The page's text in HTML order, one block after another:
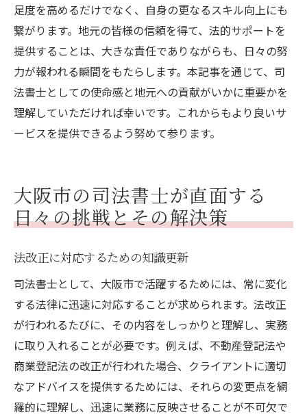
足度を高めるだけでなく、自身の更なるスキル向上にも
繋がります。地元の皆様の信頼を得て、法的サポートを
提供することは、大きな責任でありながらも、日々の努
力が報われる瞬間をもたらします。本記事を通じて、司
法書士としての使命感と地元への貢献がいかに重要かを
理解していただければ幸いです。これからもより良いサ
ービスを提供できるよう努めて参ります。
大阪市の司法書士が直面する
日々の挑戦とその解決策
法改正に対応するための知識更新
司法書士として、大阪市で活躍するためには、常に変化
する法律に迅速に対応することが求められます。法改正
が行われるたびに、その内容をしっかりと理解し、実務
に取り入れることが必要です。例えば、不動産登記法や
商業登記法の改正が行われた場合、クライアントに適切
なアドバイスを提供するためには、それらの変更点を網
羅的に理解し、迅速に業務に反映させることが不可欠で